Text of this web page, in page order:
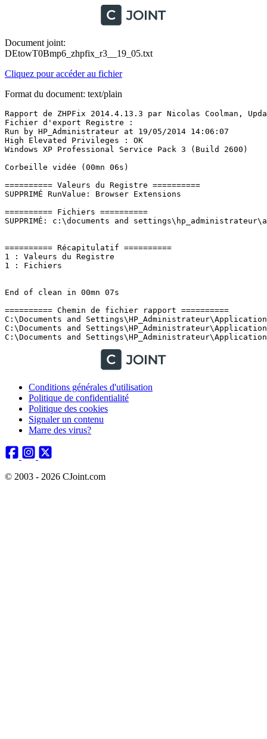
Document joint:
DEtowT0Bmp6_zhpfix_r3__19_05.txt
Cliquez pour accéder au fichier
Format du document: text/plain
Rapport de ZHPFix 2014.4.13.3 par Nicolas Coolman,
Fichier d'export Registre :
Run by HP_Administrateur at 19/05/2014 14:06:07
High Elevated Privileges : OK
Windows XP Professional Service Pack 3 (Build 2600)
Corbeille vidée (00mn 06s)
========== Valeurs du Registre ==========
SUPPRIMÉ RunValue: Browser Extensions
========== Fichiers ==========
SUPPRIMÉ: c:\documents and
========== Récapitulatif ==========
1 : Valeurs du Registre
1 : Fichiers
End of clean in 00mn 07s
========== Chemin de fichier rapport ==========
C:\Documents and
C:\Documents and
Conditions générales d'utilisation
Politique de confidentialité
Politique des cookies
Signaler un contenu
Marre des virus?
© 2003 - 2026 CJoint.com